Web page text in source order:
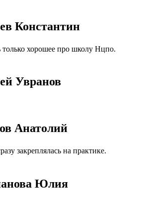
Константин
только хорошее про школу Нцпо.
Увранов
Анатолий
закреплялась на практике.
Юлия